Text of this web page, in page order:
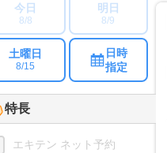
今日
8/8
明日
8/9
土曜日
8/15
日時
指定
特長
エキテン ネット予約